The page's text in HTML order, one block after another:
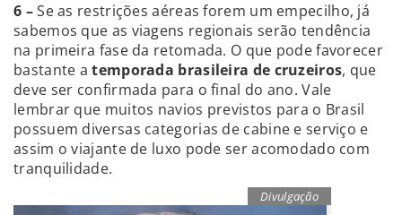
6 –Se as restrições aéreas forem um empecilho, já
sabemos que as viagens regionais serão tendência
na primeira fase da retomada. O que pode favorecer
bastante atemporada brasileira de cruzeiros, que
deve ser confirmada para o final do ano. Vale
lembrar que muitos navios previstos para o Brasil
possuem diversas categorias de cabine e serviço e
assim o viajante de luxo pode ser acomodado com
tranquilidade.
Divulgação